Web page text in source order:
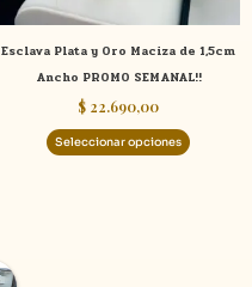
Esclava Plata y Oro Maciza de 1,5cm
Ancho PROMO SEMANAL!!
$ 22.690,00
Seleccionar opciones
pueden
elegir
en
la
de